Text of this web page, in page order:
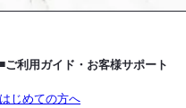
◾️ご利用ガイド・お客様サポート
はじめての方へ